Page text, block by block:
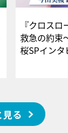
『クロス
救急の約束
桜SPイ
る